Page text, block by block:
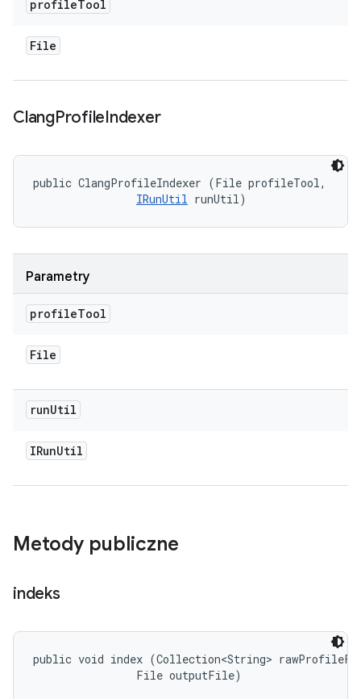
profileTool
File
ClangProfileIndexer
public ClangProfileIndexer (File profileTool,
IRunUtil runUtil)
Parametry
profileTool
File
runUtil
IRunUtil
Metody publiczne
indeks
public void index (Collection<String>
                File outputFile)